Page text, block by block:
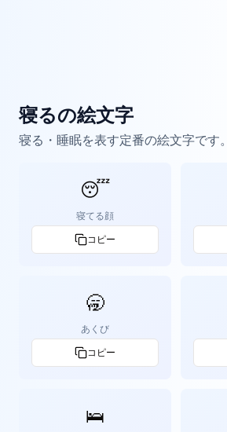
寝るの絵文字
寝る・睡眠を表す定番の絵文字です。
😴
寝てる顔
コピー
🥱
あくび
コピー
🛌